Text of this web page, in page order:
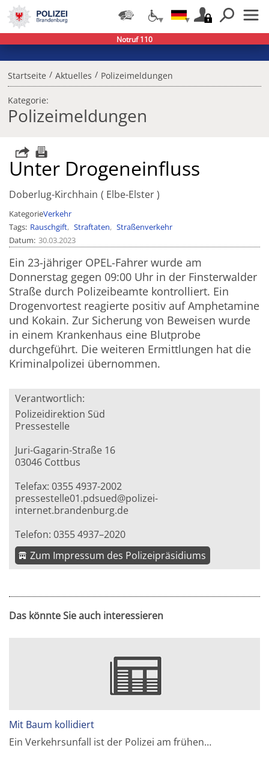
Startseite / Aktuelles / Polizeimeldungen
Kategorie:
Polizeimeldungen
Unter Drogeneinfluss
Doberlug-Kirchhain Elbe-Elster
KategorieVerkehr
Tags Rauschgift Straftaten
Straßenverkehr
Datum 30.03.2023
Ein 23-jähriger OPEL-Fahrer wurde am
Donnerstag gegen 09:00 Uhr in der Finsterwalder
Straße durch Polizeibeamte kontrolliert. Ein
Drogenvortest reagierte positiv auf Amphetamine
und Kokain. Zur Sicherung von Beweisen wurde
in einem Krankenhaus eine Blutprobe
durchgeführt. Die weiteren Ermittlungen hat die
Kriminalpolizei übernommen.
Verantwortlich:
Polizeidirektion Süd
Pressestelle
Juri-Gagarin-Straße 16
03046 Cottbus
Telefax: 0355 4937-2002
pressestelle01.pdsued@polizei-
internet.brandenburg.de
Telefon: 0355 4937–2020
Zum Impressum des Polizeipräsidiums
Das könnte Sie auch interessieren
Mit Baum kollidiert
Ein Verkehrsunfall ist der Polizei am frühen…
Notruf 110